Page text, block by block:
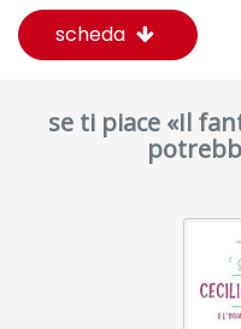
scheda
se ti piace «Il